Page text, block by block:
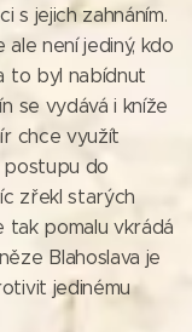
s jejich zahnáním.
ale není jediný, kdo
to byl nabídnut
se vydává i kníže
chce využít
postupu do
zřekl starých
tak pomalu vkrádá
Blahoslava je
jedinému